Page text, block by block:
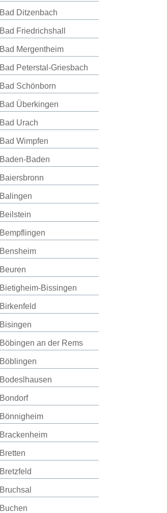
Bad Ditzenbach
Bad Friedrichshall
Bad Mergentheim
Bad Peterstal-Griesbach
Bad Schönborn
Bad Überkingen
Bad Urach
Bad Wimpfen
Baden-Baden
Baiersbronn
Balingen
Beilstein
Bempflingen
Bensheim
Beuren
Bietigheim-Bissingen
Birkenfeld
Bisingen
Böbingen an der Rems
Böblingen
Bodeslhausen
Bondorf
Bönnigheim
Brackenheim
Bretten
Bretzfeld
Bruchsal
Buchen